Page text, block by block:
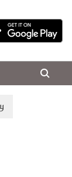
ரங்கசாமி